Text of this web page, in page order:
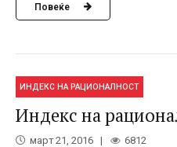
Повеќе
ИНДЕКС НА РАЦИОНАЛНОСТ
Индекс на
март 21, 2016 6812